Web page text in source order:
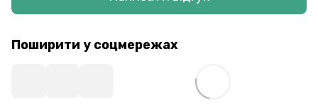
Поширити у соцмережах